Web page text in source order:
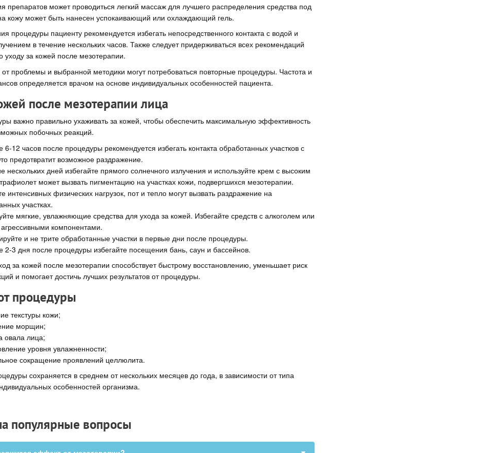
препаратов может проводиться легкий массаж для лучшего распределения средства под
кожу может быть нанесен успокаивающий или охлаждающий гель.
процедуры пациенту рекомендуется избегать непосредственного контакта с водой и
в течение нескольких часов. Также следует придерживаться всех рекомендаций
уходу за кожей после мезотерапии.
от проблемы и выбранной методики могут потребоваться повторные процедуры. Частота и
определяется врачом на основе индивидуальных особенностей пациента.
после мезотерапии лица
важно правильно ухаживать за кожей, чтобы обеспечить максимальную эффективность
побочных реакций.
6-12 часов после процедуры рекомендуется избегать контакта обработанных участков с
предотвратит возможное раздражение.
нескольких дней избегайте прямого солнечного излучения и используйте крем с высоким
может вызвать пигментацию на участках кожи, подвергшихся мезотерапии.
интенсивных физических нагрузок, пот и тепло могут вызвать раздражение на
участках.
мягкие, увлажняющие средства для ухода за кожей. Избегайте средств с алкоголем или
компонентами.
и не трите обработанные участки в первые дни после процедуры.
2-3 дня после процедуры избегайте посещения бань, саун и бассейнов.
за кожей после мезотерапии способствует быстрому восстановлению, уменьшает риск
и помогает достичь лучших результатов от процедуры.
процедуры
текстуры кожи;
морщин;
овала лица;
уровня увлажненности;
сокращение проявлений целлюлита.
сохраняется в среднем от нескольких месяцев до года, в зависимости от типа
особенностей организма.
популярные вопросы